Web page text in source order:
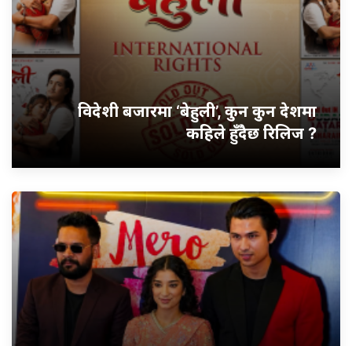
विदेशी बजारमा ‘बेहुली’, कुन कुन देशमा
कहिले हुँदैछ रिलिज ?